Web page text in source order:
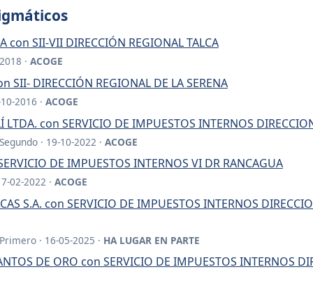
con SII-VII DIRECCIÓN REGIONAL TALCA
· ACOGE
SII- DIRECCIÓN REGIONAL DE LA SERENA
2016 · ACOGE
LTDA. con SERVICIO DE IMPUESTOS INTERNOS
· 19-10-2022 · ACOGE
DE IMPUESTOS INTERNOS VI DR RANCAGUA
02-2022 · ACOGE
S.A. con SERVICIO DE IMPUESTOS INTERNOS
· 16-05-2025 · HA LUGAR EN PARTE
DE ORO con SERVICIO DE IMPUESTOS INTERNOS